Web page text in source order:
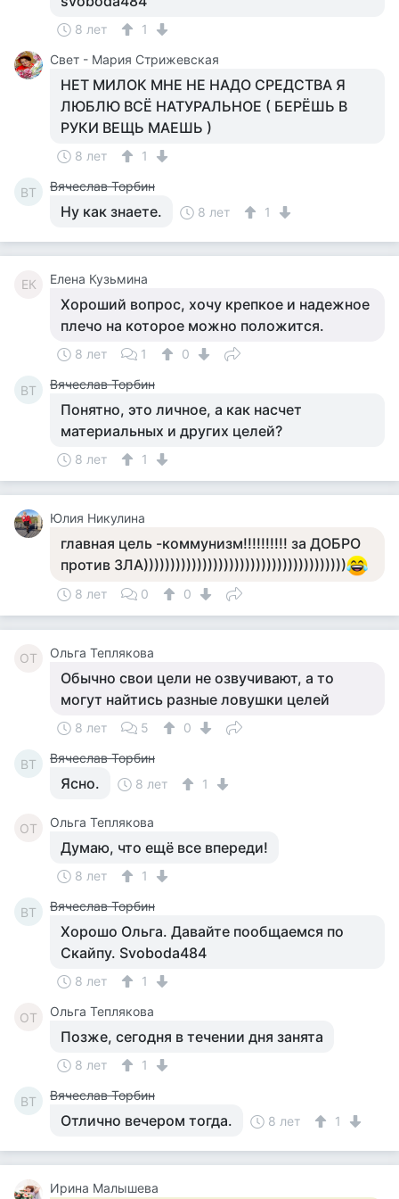
8 лет
1
Свет - Мария Стрижевская
НЕТ МИЛОК МНЕ НЕ НАДО СРЕДСТВА Я
ЛЮБЛЮ ВСЁ НАТУРАЛЬНОЕ ( БЕРЁШЬ В
РУКИ ВЕЩЬ МАЕШЬ )
8 лет 1
ВТ Вячеслав Торбин
Ну как знаете. 8 лет 1
ЕК Елена Кузьмина
Хороший вопрос, хочу крепкое и надежное
плечо на которое можно положится.
8 лет 1 0
ВТ Вячеслав Торбин
Понятно, это личное, а как насчет
материальных и других целей?
8 лет 1
Юлия Никулина
главная цель -коммунизм!!!!!!!!!! за ДОБРО
против ЗЛА))))))))))))))))))))))))))))))))))))))
8 лет 0 0
ОТ Ольга Теплякова
Обычно свои цели не озвучивают, а то
могут найтись разные ловушки целей
8 лет 5 0
ВТ Вячеслав Торбин
Ясно. 8 лет 1
ОТ Ольга Теплякова
Думаю, что ещё все впереди!
8 лет 1
ВТ Вячеслав Торбин
Хорошо Ольга. Давайте пообщаемся по
Скайпу. Svoboda484
8 лет 1
ОТ Ольга Теплякова
Позже, сегодня в течении дня занята
8 лет 1
ВТ Вячеслав Торбин
Отлично вечером тогда. 8 лет 1
Ирина Малышева